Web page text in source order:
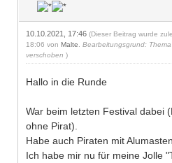
10.10.2021, 17:46 (Dieser Beitrag wurde
18:06 von Malte
Bearbeitungsgrund:
verschoben )
Hallo in die Runde
War beim letzten Festival dabei
ohne Pirat).
Habe auch Piraten mit
Ich habe mir nu für meine Jolle